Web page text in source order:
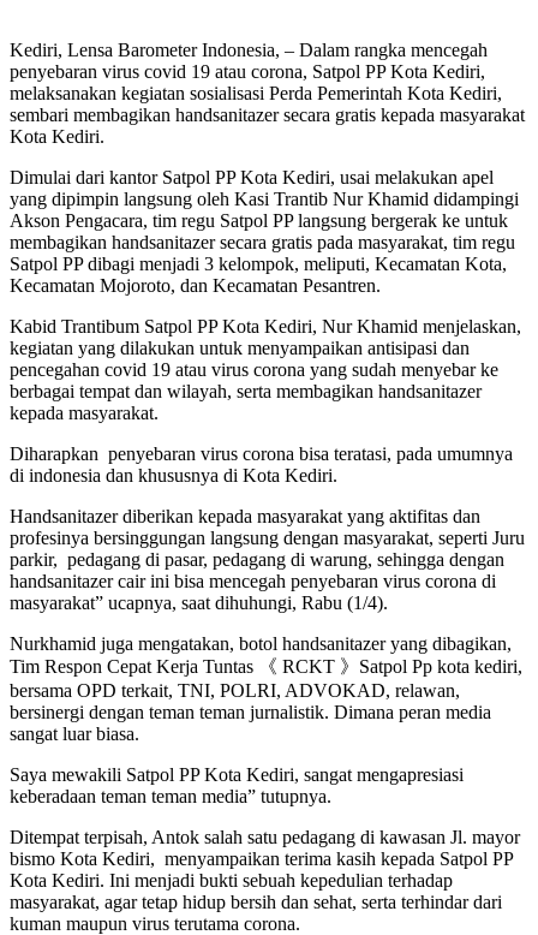
Kediri, Lensa Barometer Indonesia, – Dalam rangka mencegah
penyebaran virus covid 19 atau corona, Satpol PP Kota Kediri,
melaksanakan kegiatan sosialisasi Perda Pemerintah Kota Kediri,
sembari membagikan handsanitazer secara gratis kepada masyarakat
Kota Kediri.
Dimulai dari kantor Satpol PP Kota Kediri, usai melakukan apel
yang dipimpin langsung oleh Kasi Trantib Nur Khamid didampingi
Akson Pengacara, tim regu Satpol PP langsung bergerak ke untuk
membagikan handsanitazer secara gratis pada masyarakat, tim regu
Satpol PP dibagi menjadi 3 kelompok, meliputi, Kecamatan Kota,
Kecamatan Mojoroto, dan Kecamatan Pesantren.
Kabid Trantibum Satpol PP Kota Kediri, Nur Khamid menjelaskan,
kegiatan yang dilakukan untuk menyampaikan antisipasi dan
pencegahan covid 19 atau virus corona yang sudah menyebar ke
berbagai tempat dan wilayah, serta membagikan handsanitazer
kepada masyarakat.
Diharapkan penyebaran virus corona bisa teratasi, pada umumnya
di indonesia dan khususnya di Kota Kediri.
Handsanitazer diberikan kepada masyarakat yang aktifitas dan
profesinya bersinggungan langsung dengan masyarakat, seperti Juru
parkir, pedagang di pasar, pedagang di warung, sehingga dengan
handsanitazer cair ini bisa mencegah penyebaran virus corona di
masyarakat” ucapnya, saat dihuhungi, Rabu (1/4).
Nurkhamid juga mengatakan, botol handsanitazer yang dibagikan,
Tim Respon Cepat Kerja Tuntas 《 RCKT 》Satpol Pp kota kediri,
bersama OPD terkait, TNI, POLRI, ADVOKAD, relawan,
bersinergi dengan teman teman jurnalistik. Dimana peran media
sangat luar biasa.
Saya mewakili Satpol PP Kota Kediri, sangat mengapresiasi
keberadaan teman teman media” tutupnya.
Ditempat terpisah, Antok salah satu pedagang di kawasan Jl. mayor
bismo Kota Kediri, menyampaikan terima kasih kepada Satpol PP
Kota Kediri. Ini menjadi bukti sebuah kepedulian terhadap
masyarakat, agar tetap hidup bersih dan sehat, serta terhindar dari
kuman maupun virus terutama corona.